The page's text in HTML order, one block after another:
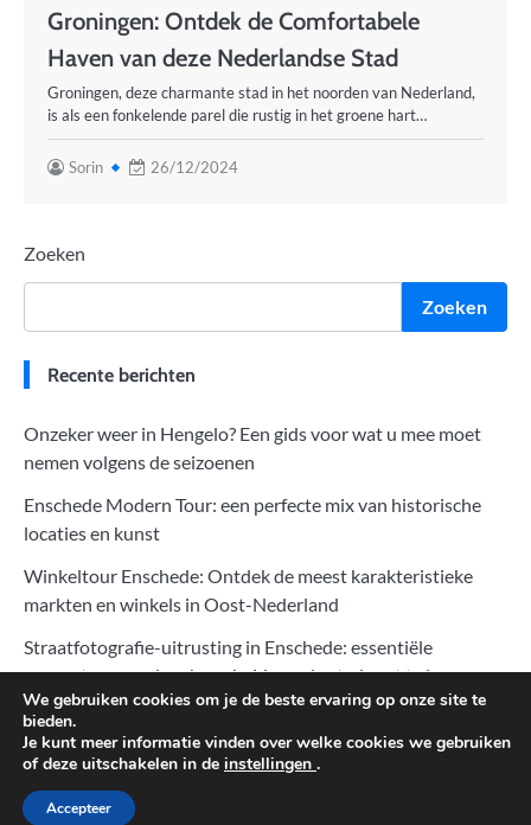
Groningen: Ontdek de Comfortabele
Haven van deze Nederlandse Stad
Groningen, deze charmante stad in het noorden van Nederland,
is als een fonkelende parel die rustig in het groene hart…
Sorin 26/12/2024
Zoeken
Zoeken
Recente berichten
Onzeker weer in Hengelo? Een gids voor wat u mee moet
nemen volgens de seizoenen
Enschede Modern Tour: een perfecte mix van historische
locaties en kunst
Winkeltour Enschede: Ontdek de meest karakteristieke
markten en winkels in Oost-Nederland
Straatfotografie-uitrusting in Enschede: essentiële
apparatuur om de schoonheid van de stad vast te leggen
Zonsopgang en zonsondergang fotograferen in Enschede:
perfecte momenten van natuur en stad vastleggen
Copyright © 2026
We gebruiken cookies om je de beste ervaring op onze site te
bieden.
Je kunt meer informatie vinden over welke cookies we gebruiken
of deze uitschakelen in de instellingen .
Accepteer